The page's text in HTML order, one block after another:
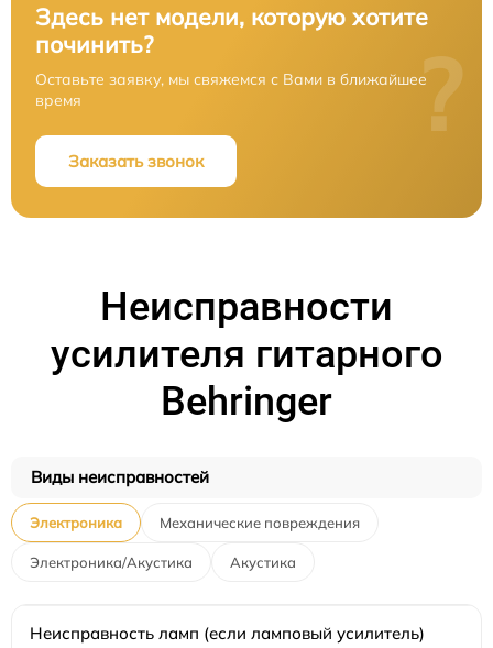
Здесь нет модели, которую хотите
починить?
Оставьте заявку, мы свяжемся с Вами в ближайшее
время
Заказать звонок
?
Неисправности
усилителя гитарного
Behringer
Виды неисправностей
Электроника Механические повреждения
Электроника/Акустика Акустика
Неисправность ламп (если ламповый усилитель)